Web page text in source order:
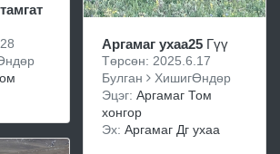
Аргамаг ухаа25 Гүү
Төрсөн: 2025.6.17
Булган
ХишигӨндөр
Эцэг: Аргамаг Том
хонгор
Эх: Аргамаг Дг ухаа